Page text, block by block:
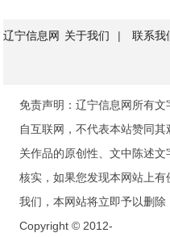
辽宁信息网 关于我们 | 联系我
免责声明：辽宁信息网所有
自互联网，不代表本站赞同
关作品的原创性、文中陈述
核实，如果您发现本网站上
我们，本网站将立即予以删除
Copyright © 2012-